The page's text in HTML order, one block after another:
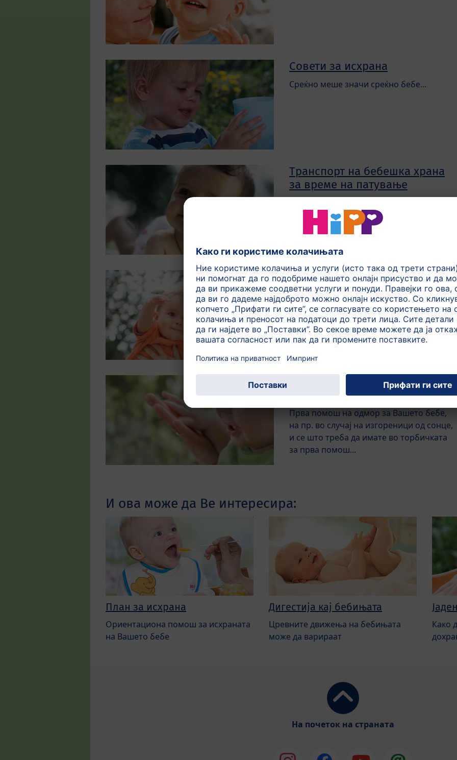
Совети за исхрана
Среќно меше значи среќно бебе...
Транспорт на бебешка храна
за време на патување
надминат 40°C, и токму затоа однапред
треба да обратите внимание...
Листа за Вашиот одмор
Што треба да спаковата во Вашиот
куфер?...
Прва помош за Вашето бебе на
одмор
Прва помош на одмор за Вашето бебе,
на пр. во случај на изгореници од сонце,
и се што треба да имате во торбичката
за прва помош...
И ова може да Ве интересира:
План за исхрана
Ориентациона помош за исхраната
на Вашето бебе
Дигестија кај бебињата
Цревните движења на бебињата
може да варираат
Како
На почеток на страната